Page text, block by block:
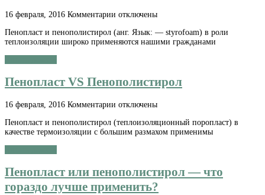
16 февраля, 2016 Комментарии к
Пенопласт
или
отключены
Пенопласт и пенополистирол (анг. Язык: — styrofoam) в роли
теплоизоляции широко применяются нашими гражданами
Пенопласт VS Пенополистирол
16 февраля, 2016 Комментарии к
Пенопласт
VS
отключены
Пенопласт и пенополистирол (теплоизоляционный поропласт) в
качестве термоизоляции с большим размахом применимы
Пенопласт или пенополистирол — что
гораздо лучше применить?